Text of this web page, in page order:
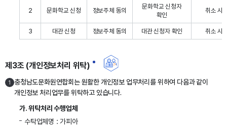
2 문화학교 신청 정보주체 동의
문화학교 신청자
확인
취소 시
3 대관 신청 정보주체 동의 대관 신청자 확인 취소 시
제3조 (개인정보처리 위탁)
1
충청남도문화원연합회는 원활한 개인정보 업무처리를 위하여 다음과 같이
개인정보 처리업무를 위탁하고 있습니다.
가. 위탁처리 수행업체
수탁업체명 : 가피아